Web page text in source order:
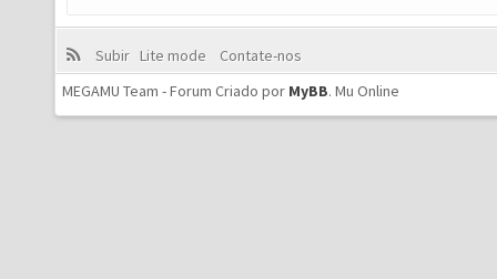
Subir Lite mode
Contate-nos
MEGAMU Team - Forum Criado por MyBB. Mu Online